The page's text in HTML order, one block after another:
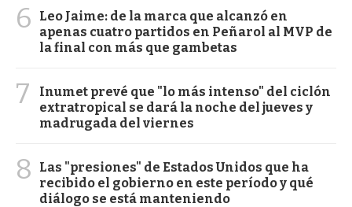
6
Leo Jaime: de la marca que alcanzó en
apenas cuatro partidos en Peñarol al MVP de
la final con más que gambetas
7
Inumet prevé que "lo más intenso" del ciclón
extratropical se dará la noche del jueves y
madrugada del viernes
8
Las "presiones" de Estados Unidos que ha
recibido el gobierno en este período y qué
diálogo se está manteniendo